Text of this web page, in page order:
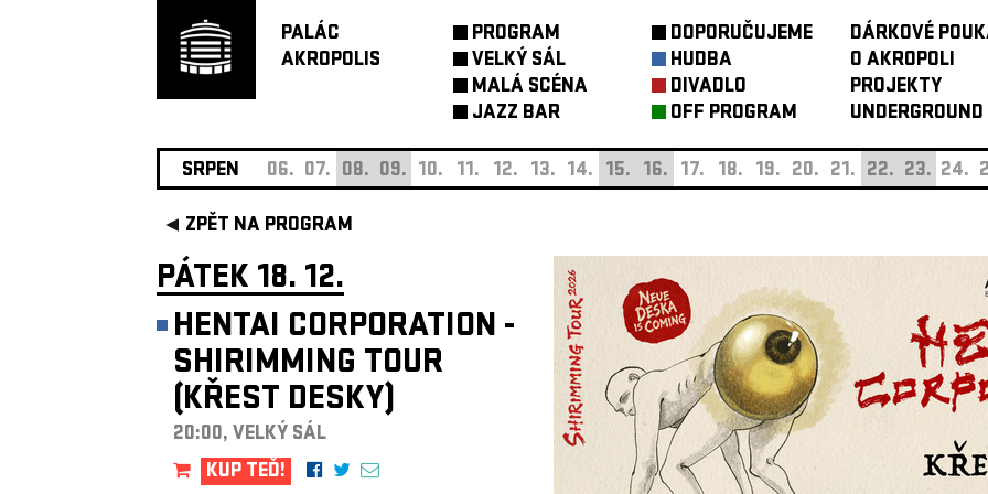
PALÁC
AKROPOLIS
PROGRAM
VELKÝ SÁL
MALÁ SCÉNA
JAZZ BAR
DOPORUČUJEME
HUDBA
DIVADLO
OFF PROGRAM
DÁRKOVÉ
O AKROPOLI
PROJEKTY
UNDERGROUND
SRPEN 06. 07. 08. 09. 10. 11. 12. 13. 14. 15. 16. 17. 18. 19. 20. 21. 22. 23. 24.
ZPĚT NA PROGRAM
PÁTEK 18. 12.
HENTAI CORPORATION -
SHIRIMMING TOUR
(KŘEST DESKY)
20:00, VELKÝ SÁL
KUP TEĎ!